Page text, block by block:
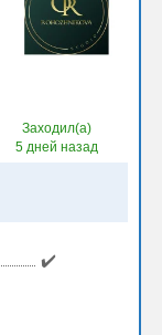
Заходил(а)
5 дней назад
✔️